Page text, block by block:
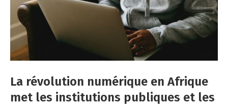
La révolution numérique en Afrique
met les institutions publiques et les